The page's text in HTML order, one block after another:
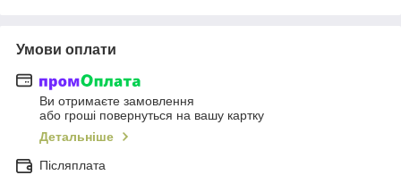
Умови оплати
Ви отримаєте замовлення
або гроші повернуться на вашу картку
Детальніше
Післяплата